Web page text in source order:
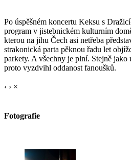
Po úspěšném koncertu Keksu s
program v jistebnickém kulturním
kterou na jihu Čech asi netřeba
strakonická parta pěknou řadu let
parkety. A všechny je plní. Stejně
proto vyzdvihl oddanost fanoušků.
‹ › ×
Fotografie